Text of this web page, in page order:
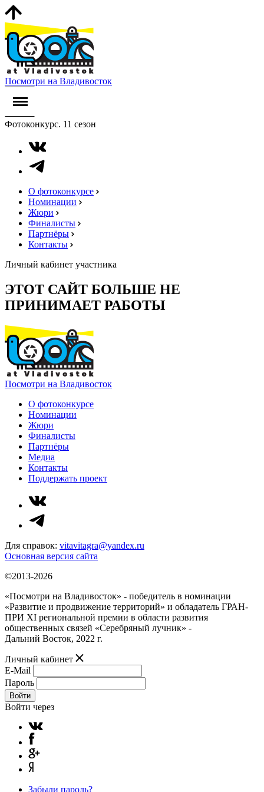
Посмотри на Владивосток
Фотоконкурс. 11 сезон
О фотоконкурсе
Номинации
Жюри
Финалисты
Партнёры
Контакты
Личный кабинет участника
ЭТОТ САЙТ БОЛЬШЕ НЕ
ПРИНИМАЕТ РАБОТЫ
Посмотри на Владивосток
О фотоконкурсе
Номинации
Жюри
Финалисты
Партнёры
Медиа
Контакты
Поддержать проект
Для справок: vitavitagra@yandex.ru
Основная версия сайта
©2013-2026
«Посмотри на Владивосток» - победитель в номинации
«Развитие и продвижение территорий» и обладатель ГРАН-
ПРИ XI региональной премии в области развития
общественных связей «Серебряный лучник» -
Дальний Восток, 2022 г.
Личный кабинет
E-Mail
Пароль
Войти
Войти через
Забыли пароль?